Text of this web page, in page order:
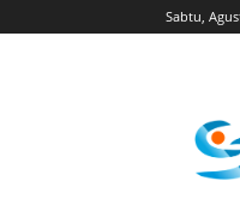
Sabtu,